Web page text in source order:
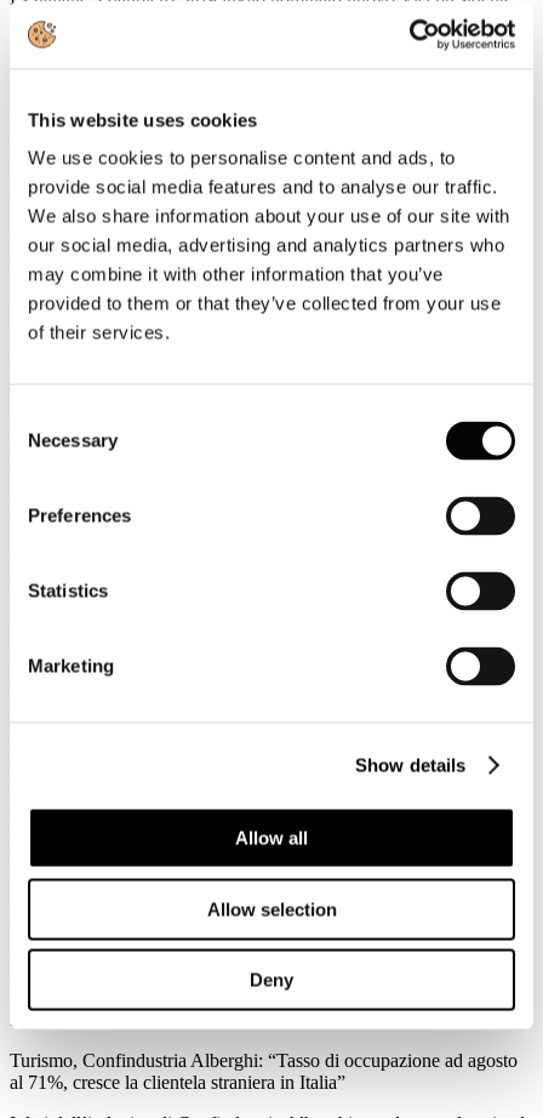
This website uses cookies
We use cookies to personalise content and ads, to
provide social media features and to analyse our traffic.
We also share information about your use of our site with
our social media, advertising and analytics partners who
may combine it with other information that you’ve
provided to them or that they’ve collected from your use
of their services.
Selection
Necessary
Preferences
Statistics
Marketing
Show details
Allow all
Allow selection
Deny
della UIC
organizzazione internazionale che riunisce le ferrovie e i principali
stakeholder del settore ferroviario a livello mondiale.
Leggi tutto...
Agosto
2026
News 2026
ROTTA SUL 66°SALONE NAUTICO INTERNAZIONALE:
Con l'apertura del ticketing online entra nel vivo il percorso di
avvicinamento al 66° Salone Nautico Internazionale, in programma
Leggi tutto...
2026
Federalismo fiscale: a rischio i servizi del trasporto pubblico. Agens,
Anav e Asstra: “Servono correttivi che assicurino il finanziamento al
associazioni che in Italia rappresentano le aziende del trasporto
del ddl sul federalismo fiscale regionale: “C’è la reale possibilità che
l'attuale impianto normativo metta a repentaglio l'equilibrio
economico-finanziario del Trasporto Pubblico Locale e
l'adeguatezza dei servizi su scala nazionale.
Turismo, Confindustria Alberghi: “Tasso di occupazione ad agosto
al 71%, cresce la clientela straniera in Italia”